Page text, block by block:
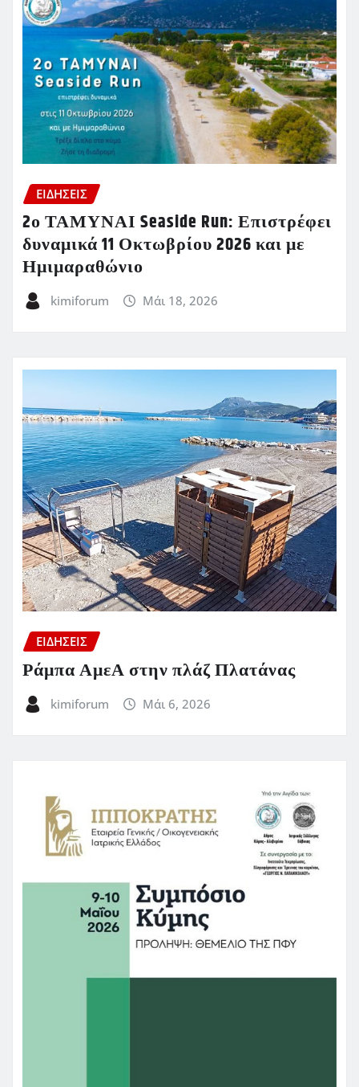
ΕΙΔΗΣΕΙΣ
2ο ΤΑΜΥΝΑΙ Seaside Run: Επιστρέφει
δυναμικά 11 Οκτωβρίου 2026 και με
Ημιμαραθώνιο
kimiforum Μάι 18, 2026
ΕΙΔΗΣΕΙΣ
Ράμπα ΑμεΑ στην πλάζ Πλατάνας
kimiforum Μάι 6, 2026